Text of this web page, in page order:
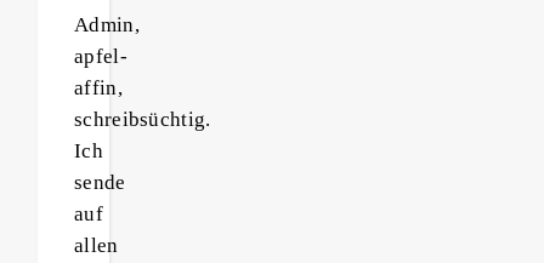
Admin,
apfel-
affin,
schreibsüchtig.
Ich
sende
auf
allen